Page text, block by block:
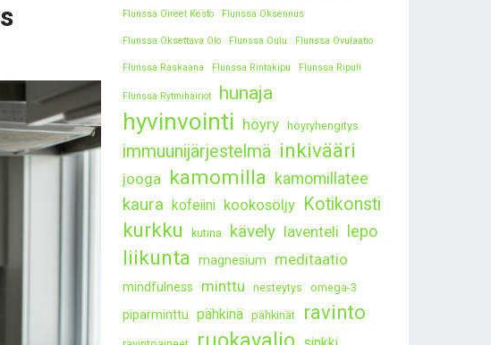
Flunssa Oireet Kesto Flunssa Oksennus
Flunssa Oksettava Olo Flunssa Oulu Flunssa Ovulaatio
Flunssa Raskaana Flunssa Rintakipu Flunssa Ripuli
Flunssa Rytmihäiriöt hunaja
hyvinvointi höyry höyryhengitys
immuunijärjestelmä inkivääri
jooga kamomilla kamomillatee
kaura kofeiini kookosöljy Kotikonsti
kurkku kutina kävely laventeli lepo
liikunta magnesium meditaatio
mindfulness minttu nesteytys omega-3
piparminttu pähkinä pähkinät ravinto